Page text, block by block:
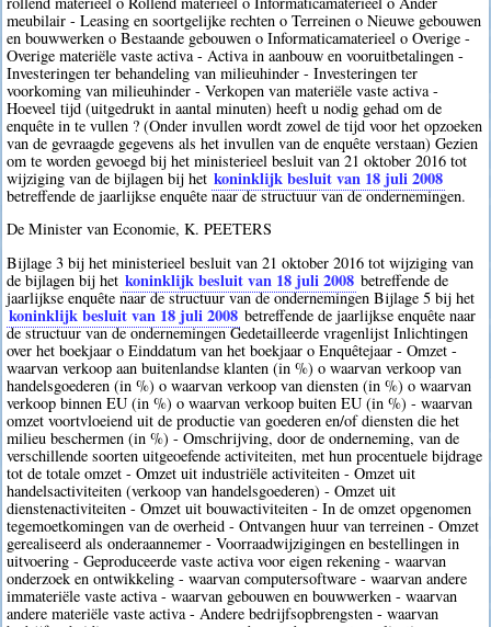
meubilair - Leasing en soortgelijke rechten o Terreinen o Nieuwe gebouwen
en bouwwerken o Bestaande gebouwen o Informaticamaterieel o Overige -
Overige materiële vaste activa - Activa in aanbouw en vooruitbetalingen -
Investeringen ter behandeling van milieuhinder - Investeringen ter
voorkoming van milieuhinder - Verkopen van materiële vaste activa -
Hoeveel tijd (uitgedrukt in aantal minuten) heeft u nodig gehad om de
enquête in te vullen ? (Onder invullen wordt zowel de tijd voor het opzoeken
van de gevraagde gegevens als het invullen van de enquête verstaan) Gezien
om te worden gevoegd bij het ministerieel besluit van 21 oktober 2016 tot
wijziging van de bijlagen bij het koninklijk besluit van 18 juli 2008
betreffende de jaarlijkse enquête naar de structuur van de ondernemingen.
De Minister van Economie, K. PEETERS
Bijlage 3 bij het ministerieel besluit van 21 oktober 2016 tot wijziging van
de bijlagen bij het koninklijk besluit van 18 juli 2008 betreffende de
jaarlijkse enquête naar de structuur van de ondernemingen Bijlage 5 bij het
koninklijk besluit van 18 juli 2008 betreffende de jaarlijkse enquête naar
de structuur van de ondernemingen Gedetailleerde vragenlijst Inlichtingen
over het boekjaar o Einddatum van het boekjaar o Enquêtejaar - Omzet -
waarvan verkoop aan buitenlandse klanten (in %) o waarvan verkoop van
handelsgoederen (in %) o waarvan verkoop van diensten (in %) o waarvan
verkoop binnen EU (in %) o waarvan verkoop buiten EU (in %) - waarvan
omzet voortvloeiend uit de productie van goederen en/of diensten die het
milieu beschermen (in %) - Omschrijving, door de onderneming, van de
verschillende soorten uitgeoefende activiteiten, met hun procentuele bijdrage
tot de totale omzet - Omzet uit industriële activiteiten - Omzet uit
handelsactiviteiten (verkoop van handelsgoederen) - Omzet uit
dienstenactiviteiten - Omzet uit bouwactiviteiten - In de omzet opgenomen
tegemoetkomingen van de overheid - Ontvangen huur van terreinen - Omzet
gerealiseerd als onderaannemer - Voorraadwijzigingen en bestellingen in
uitvoering - Geproduceerde vaste activa voor eigen rekening - waarvan
onderzoek en ontwikkeling - waarvan computersoftware - waarvan andere
immateriële vaste activa - waarvan gebouwen en bouwwerken - waarvan
andere materiële vaste activa - Andere bedrijfsopbrengsten - waarvan